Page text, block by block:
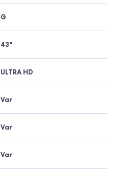
G
43"
ULTRA HD
Var
Var
Var